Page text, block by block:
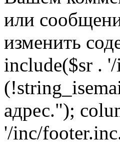
или
изменить
include($sr .
адрес.");
'/inc/